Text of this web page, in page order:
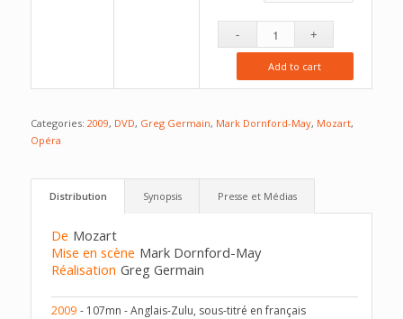
Add to cart
Categories: 2009, DVD, Greg Germain, Mark Dornford-May, Mozart,
Opéra
Distribution Synopsis Presse et Médias
De Mozart
Mise en scène Mark Dornford-May
Réalisation Greg Germain
2009 - 107mn - Anglais-Zulu, sous-titré en français